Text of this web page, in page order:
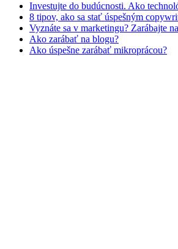
Investujte do budúcnosti. Ako
8 tipov, ako sa stať úspešným
Vyznáte sa v marketingu? Zarábajte
Ako zarábať na blogu?
Ako úspešne zarábať mikroprácou?